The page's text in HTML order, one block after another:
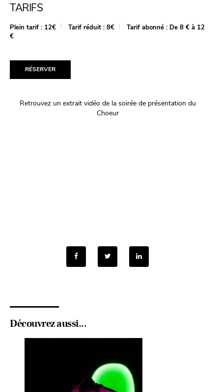
TARIFS
Plein tarif : 12€ Tarif réduit : 8€ Tarif abonné : De 8 € à 12
€
RÉSERVER
Retrouvez un extrait vidéo de la soirée de présentation du
Choeur
Découvrez aussi...